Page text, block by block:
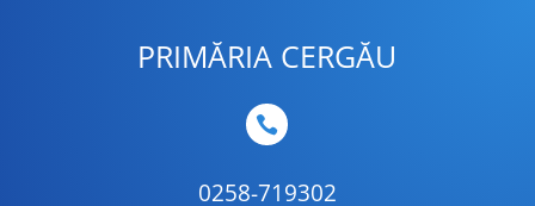
PRIMĂRIA CERGĂU

0258-719302